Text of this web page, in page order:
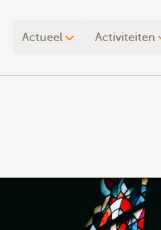
Actueel Activiteiten